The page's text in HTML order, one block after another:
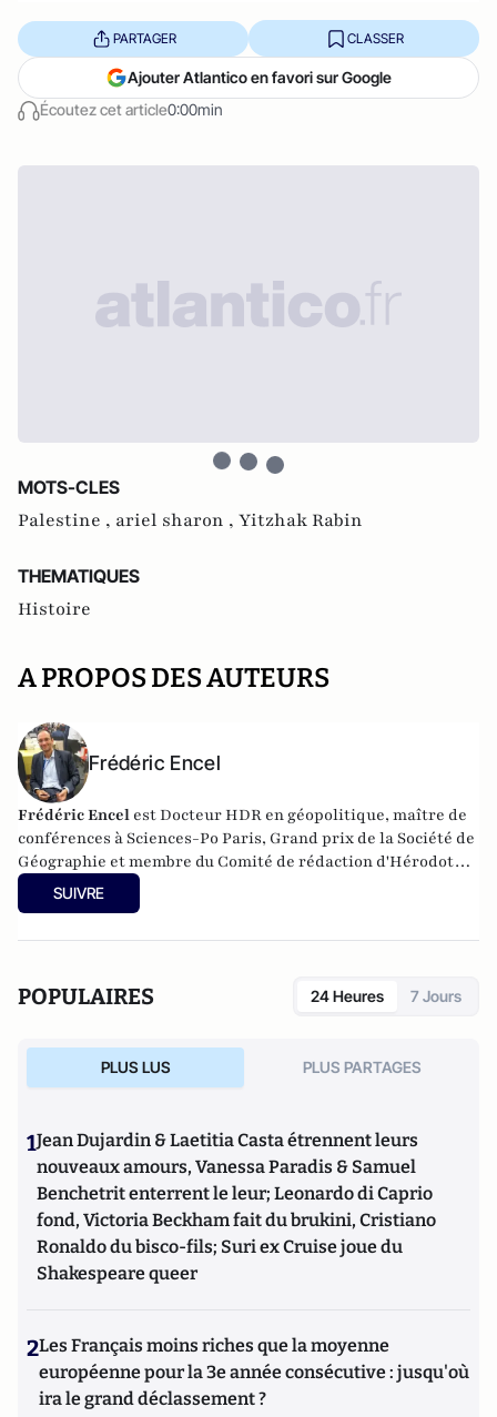
Écoutez cet article0:00min
PARTAGER CLASSER
Ajouter Atlantico en favori sur Google
MOTS-CLES
Palestine , ariel sharon , Yitzhak Rabin
THEMATIQUES
Histoire
A PROPOS DES AUTEURS
Frédéric Encel
Frédéric Encel est Docteur HDR en géopolitique, maître de
conférences à Sciences-Po Paris, Grand prix de la Société de
Géographie et membre du Comité de rédaction d'Hérodote.
Il a fondé et anime chaque année les Rencontres
internationales géopolitiques de Trouville-sur-Mer.
l’Académie des Sciences morales et politiques en
SUIVRE
POPULAIRES 24 Heures 7 Jours
PLUS LUS PLUS PARTAGES
1Jean Dujardin & Laetitia Casta étrennent leurs
nouveaux amours, Vanessa Paradis & Samuel
Benchetrit enterrent le leur; Leonardo di Caprio
fond, Victoria Beckham fait du brukini, Cristiano
Ronaldo du bisco-fils; Suri ex Cruise joue du
Shakespeare queer
2Les Français moins riches que la moyenne
européenne pour la 3e année consécutive : jusqu'où
ira le grand déclassement ?